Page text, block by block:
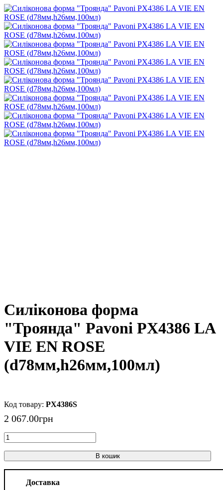
Силіконова форма
"Троянда" Pavoni PX4386 LA
VIE EN ROSE
(d78мм,h26мм,100мл)
PX4386S
2 067.00грн
В кошик
Доставка